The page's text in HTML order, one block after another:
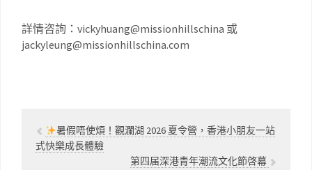
詳情咨詢：vickyhuang@missionhillschina 或
jackyleung@missionhillschina.com
暑假唔使煩！觀瀾湖 2026 夏令營，香港小朋友一站
式快樂成長體驗
第四届深港青年潮流文化節啓幕